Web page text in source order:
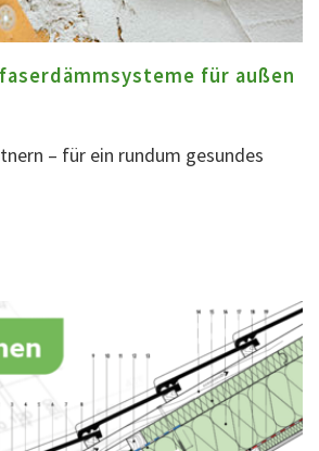
für außen
– für ein rundum gesundes